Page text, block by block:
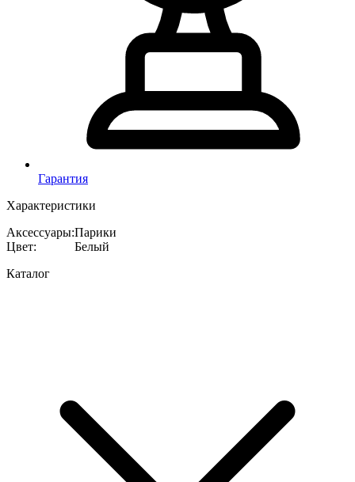
Гарантия
Характеристики
Аксессуары:Парики
Цвет:
Белый
Каталог